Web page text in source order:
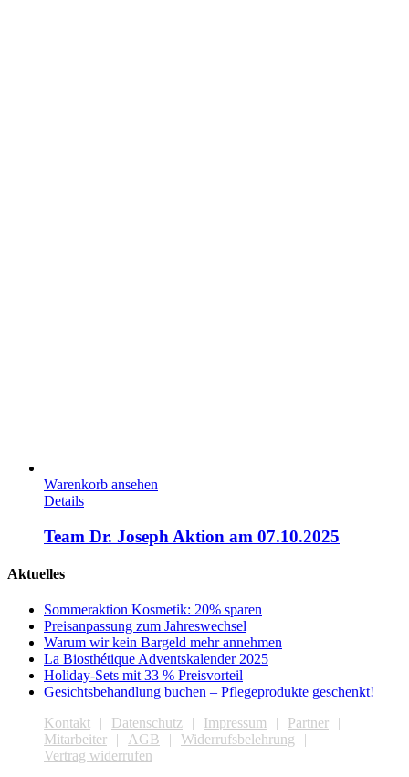
Warenkorb ansehen
Details
Team Dr. Joseph Aktion am 07.10.2025
Aktuelles
Sommeraktion Kosmetik: 20% sparen
Preisanpassung zum Jahreswechsel
Warum wir kein Bargeld mehr annehmen
La Biosthétique Adventskalender 2025
Holiday-Sets mit 33 % Preisvorteil
Gesichtsbehandlung buchen – Pflegeprodukte geschenkt!
Kontakt
Datenschutz Impressum
Partner
Mitarbeiter
AGB
Widerrufsbelehrung
Vertrag widerrufen